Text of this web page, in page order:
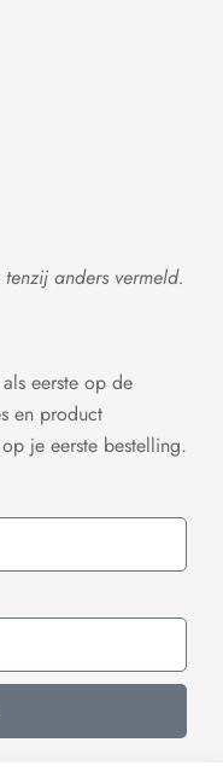
anders vermeld.
eerste op de
en product
je eerste bestelling.